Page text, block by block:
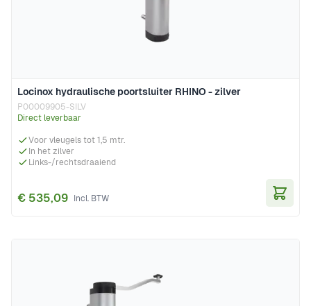
Locinox hydraulische poortsluiter RHINO - zilver
P00009905-SILV
Direct leverbaar
Voor vleugels tot 1,5 mtr.
In het zilver
Links-/rechtsdraaiend
€ 535,09